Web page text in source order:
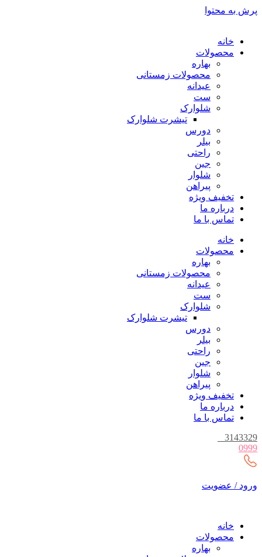
پرش به محتوا
خانه
محصولات
بهاره
محصولات زمستانی
عیدانه
ست
شلوارک
تیشرت شلوارک
دورس
بیلر
راحتی
جین
شلوار
پیراهن
تخفیف ویژه
درباره ما
تماس با ما
خانه
محصولات
بهاره
محصولات زمستانی
عیدانه
ست
شلوارک
تیشرت شلوارک
دورس
بیلر
راحتی
جین
شلوار
پیراهن
تخفیف ویژه
درباره ما
تماس با ما
3143329
0999
ورود / عضویت
خانه
محصولات
بهاره